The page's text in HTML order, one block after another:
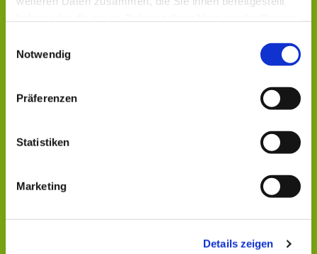
Notwendig
Präferenzen
Statistiken
Marketing
Details zeigen